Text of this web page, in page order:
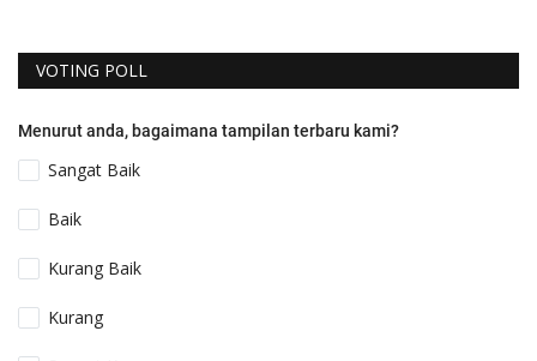
VOTING POLL
Menurut anda, bagaimana tampilan terbaru kami?
Sangat Baik
Baik
Kurang Baik
Kurang